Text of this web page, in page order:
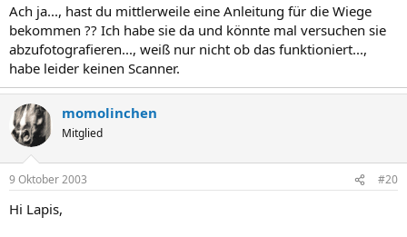
Ach ja..., hast du mittlerweile eine Anleitung für die Wiege
bekommen ?? Ich habe sie da und könnte mal versuchen sie
abzufotografieren..., weiß nur nicht ob das funktioniert...,
habe leider keinen Scanner.
momolinchen
Mitglied
9 Oktober 2003 #20
Hi Lapis,